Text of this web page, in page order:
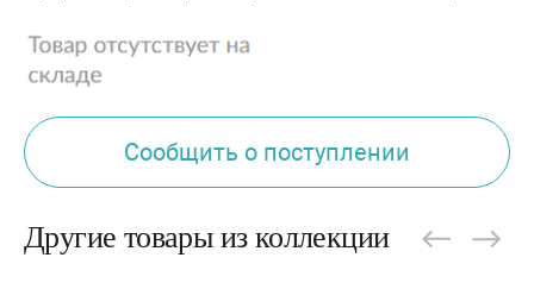
Сообщить о поступлении
Другие товары из коллекции